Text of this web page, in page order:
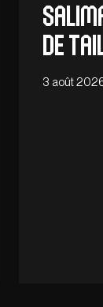
de
3 août